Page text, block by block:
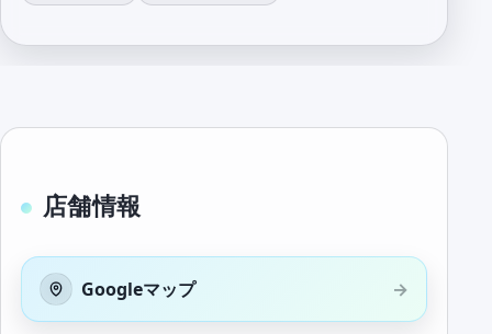
店舗情報
Googleマップ